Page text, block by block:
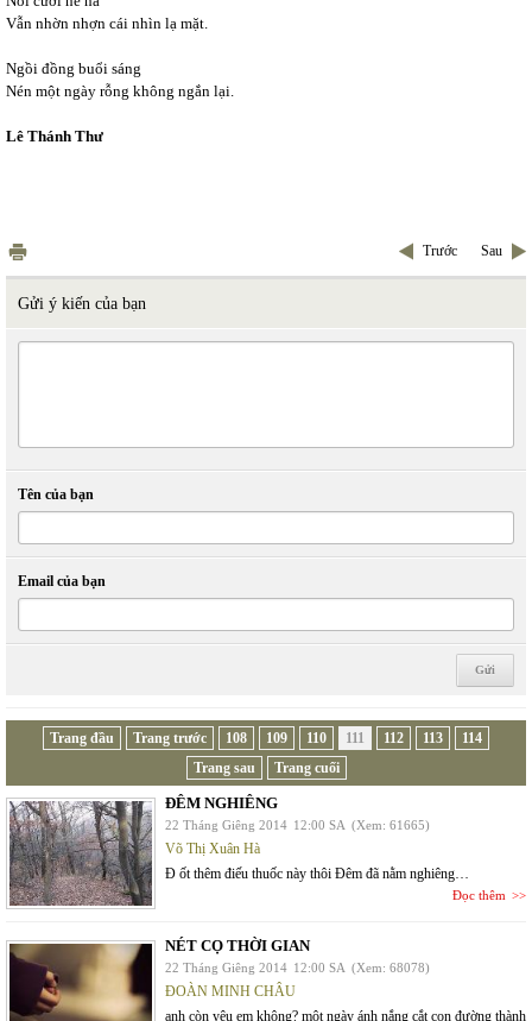
Vẫn nhờn nhợn cái nhìn lạ mặt.
Ngồi đồng buổi sáng
Nén một ngày rỗng không ngắn lại.
Lê Thánh Thư
Trước Sau
Gửi ý kiến của bạn
Tên của bạn
Email của bạn
Trang đầu Trang trước 108 109 110 111 112 113
114
Trang sau
Trang cuối
ĐÊM NGHIÊNG
22 Tháng Giêng 2014 12:00 SA (Xem: 61665)
Võ Thị Xuân Hà
Đ ốt thêm điếu thuốc này thôi Đêm đã nằm nghiêng…
Đọc thêm
NÉT CỌ THỜI GIAN
22 Tháng Giêng 2014 12:00 SA (Xem: 68078)
ĐOÀN MINH CHÂU
anh còn yêu em không? một ngày ánh nắng cắt con đường thành